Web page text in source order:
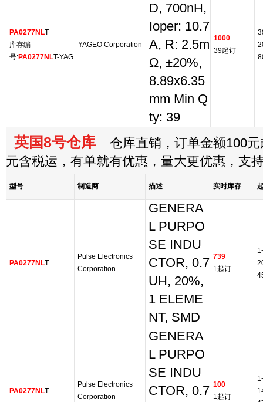
PA0277NLT
库存编
号:PA0277NLT-YAG
YAGEO Corporation
D, 700nH,
Ioper: 10.7
A, R: 2.5m
Ω, ±20%,
8.89x6.35
mm Min Q
ty: 39
1000
39起订
英国8号仓库 仓库直销，订单金额100元
元含税运，有单就有优惠，量大更优惠，支
型号 制造商 描述 实时库存
PA0277NLT
Pulse Electronics
Corporation
GENERA
L PURPO
SE INDU
CTOR, 0.7
UH, 20%,
1 ELEME
NT, SMD
739
1起订
PA0277NLT
Pulse Electronics
Corporation
GENERA
L PURPO
SE INDU
CTOR, 0.7 100
1起订